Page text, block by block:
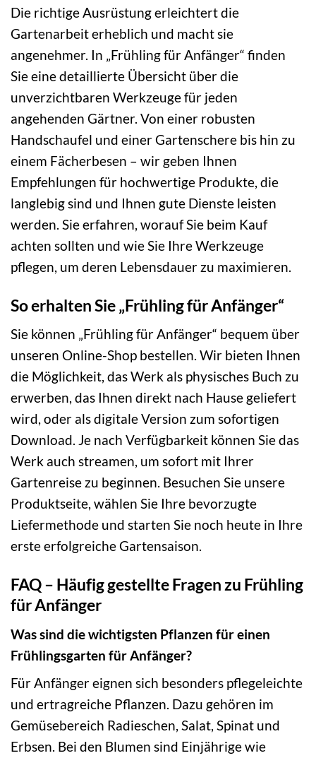
Die richtige Ausrüstung erleichtert die
Gartenarbeit erheblich und macht sie
angenehmer. In „Frühling für Anfänger“ finden
Sie eine detaillierte Übersicht über die
unverzichtbaren Werkzeuge für jeden
angehenden Gärtner. Von einer robusten
Handschaufel und einer Gartenschere bis hin zu
einem Fächerbesen – wir geben Ihnen
Empfehlungen für hochwertige Produkte, die
langlebig sind und Ihnen gute Dienste leisten
werden. Sie erfahren, worauf Sie beim Kauf
achten sollten und wie Sie Ihre Werkzeuge
pflegen, um deren Lebensdauer zu maximieren.
So erhalten Sie „Frühling für Anfänger“
Sie können „Frühling für Anfänger“ bequem über
unseren Online-Shop bestellen. Wir bieten Ihnen
die Möglichkeit, das Werk als physisches Buch zu
erwerben, das Ihnen direkt nach Hause geliefert
wird, oder als digitale Version zum sofortigen
Download. Je nach Verfügbarkeit können Sie das
Werk auch streamen, um sofort mit Ihrer
Gartenreise zu beginnen. Besuchen Sie unsere
Produktseite, wählen Sie Ihre bevorzugte
Liefermethode und starten Sie noch heute in Ihre
erste erfolgreiche Gartensaison.
FAQ – Häufig gestellte Fragen zu Frühling
für Anfänger
Was sind die wichtigsten Pflanzen für einen
Frühlingsgarten für Anfänger?
Für Anfänger eignen sich besonders pflegeleichte
und ertragreiche Pflanzen. Dazu gehören im
Gemüsebereich Radieschen, Salat, Spinat und
Erbsen. Bei den Blumen sind Einjährige wie